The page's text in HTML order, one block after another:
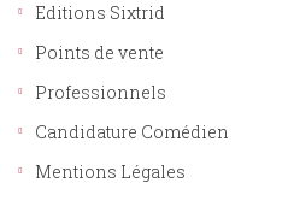
Editions Sixtrid
Points de vente
Professionnels
Candidature Comédien
Mentions Légales